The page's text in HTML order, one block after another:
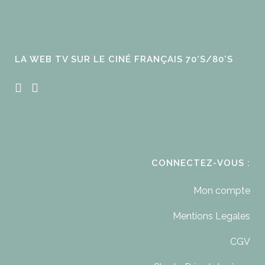
LA WEB TV SUR LE CINÉ FRANÇAIS 70’S/80’S
CONNECTEZ-VOUS :
Mon compte
Mentions Legales
CGV